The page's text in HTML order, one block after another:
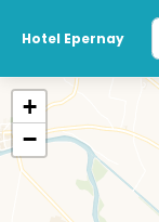
Hotel Epernay
+
−